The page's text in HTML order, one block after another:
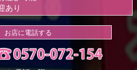
あり
お店に電話する